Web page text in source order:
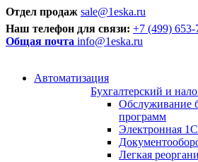
Отдел продаж sale@1eska.ru
Наш телефон для связи: +7 (499) 653-
Общая почта info@1eska.ru
Автоматизация
Бухгалтерский и
Обслуживание
программ
Электронная
Легкая